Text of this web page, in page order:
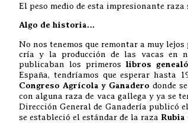
El peso medio de esta impresionante
Algo de historia…
No nos tenemos que remontar a muy
cría y la producción de las vacas en
publicaban los primeros libros
España, tendríamos que esperar hasta
Congreso Agrícola y Ganadero donde
con alguna raza de vaca gallega y ya se
Dirección General de Ganadería publicó
se estableció el estándar de la raza Rubia